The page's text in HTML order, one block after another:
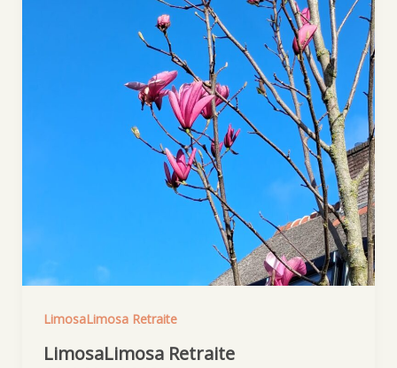
LimosaLimosa Retraite
LimosaLimosa Retraite